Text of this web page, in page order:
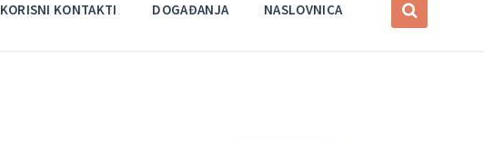
KORISNI KONTAKTI DOGAĐANJA NASLOVNICA